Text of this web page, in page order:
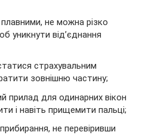
плавними, не можна різко
уникнути від’єднання
страхувальним
зовнішню частину;
прилад для одинарних вікон
і навіть прищемити пальці;
не перевіривши